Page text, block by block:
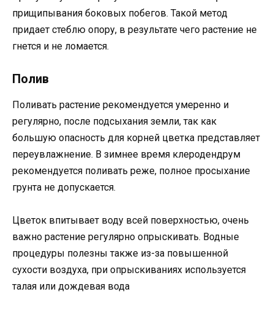
прищипывания боковых побегов. Такой метод
придает стеблю опору, в результате чего растение не
гнется и не ломается.
Полив
Поливать растение рекомендуется умеренно и
регулярно, после подсыхания земли, так как
большую опасность для корней цветка представляет
переувлажнение. В зимнее время клеродендрум
рекомендуется поливать реже, полное просыхание
грунта не допускается.
Цветок впитывает воду всей поверхностью, очень
важно растение регулярно опрыскивать. Водные
процедуры полезны также из-за повышенной
сухости воздуха, при опрыскиваниях используется
талая или дождевая вода